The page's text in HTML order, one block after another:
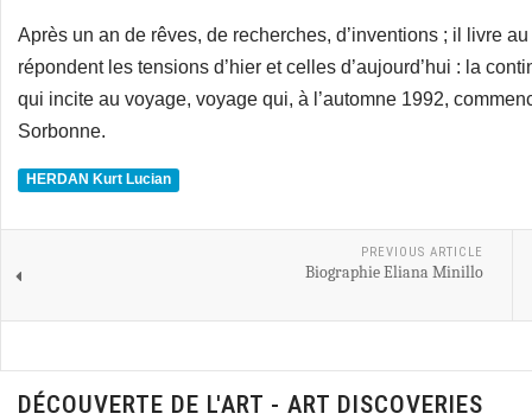
Après un an de rêves, de recherches, d’inventions ; il livre
répondent les tensions d’hier et celles d’aujourd’hui : la
qui incite au voyage, voyage qui, à l’automne 1992,
Sorbonne.
HERDAN Kurt Lucian
PREVIOUS ARTICLE
Biographie Eliana Minillo
DÉCOUVERTE DE L'ART - ART DISCOVERIES